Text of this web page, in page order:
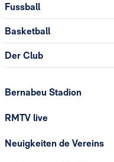
Fussball
Basketball
Der Club
Bernabeu Stadion
RMTV live
Neuigkeiten de Vereins